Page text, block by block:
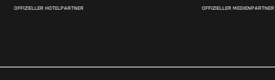
OFFIZIELLER HOTELPARTNER OFFIZIELLER MEDIENPARTNER